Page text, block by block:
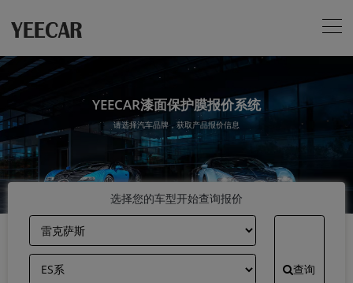
YEECAR漆面保护膜报价系统
请选择汽车品牌，获取产品报价信息
选择您的车型开始查询报价
查询